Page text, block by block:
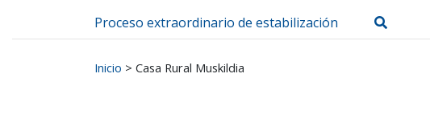
Proceso extraordinario de estabilización
Inicio > Casa Rural Muskildia